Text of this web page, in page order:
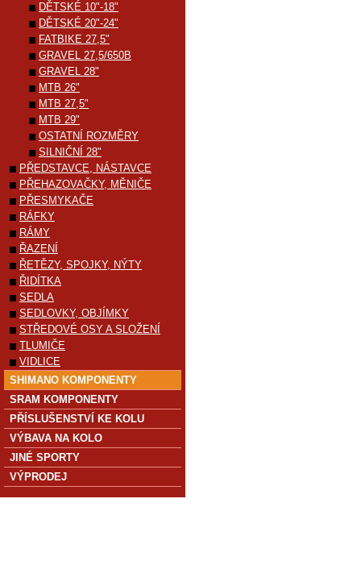
DĚTSKÉ 10"-18"
DĚTSKÉ 20"-24"
FATBIKE 27,5"
GRAVEL 27,5/650B
GRAVEL 28"
MTB 26"
MTB 27,5"
MTB 29"
OSTATNÍ ROZMĚRY
SILNIČNÍ 28"
PŘEDSTAVCE, NÁSTAVCE
PŘEHAZOVAČKY, MĚNIČE
PŘESMYKAČE
RÁFKY
RÁMY
ŘAZENÍ
ŘETĚZY, SPOJKY, NÝTY
ŘIDÍTKA
SEDLA
SEDLOVKY, OBJÍMKY
STŘEDOVÉ OSY A SLOŽENÍ
TLUMIČE
VIDLICE
SHIMANO KOMPONENTY
SRAM KOMPONENTY
PŘÍSLUŠENSTVÍ KE KOLU
VÝBAVA NA KOLO
JINÉ SPORTY
VÝPRODEJ